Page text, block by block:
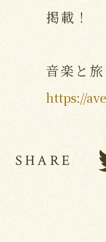
掲載！
音楽と
https://
SHARE